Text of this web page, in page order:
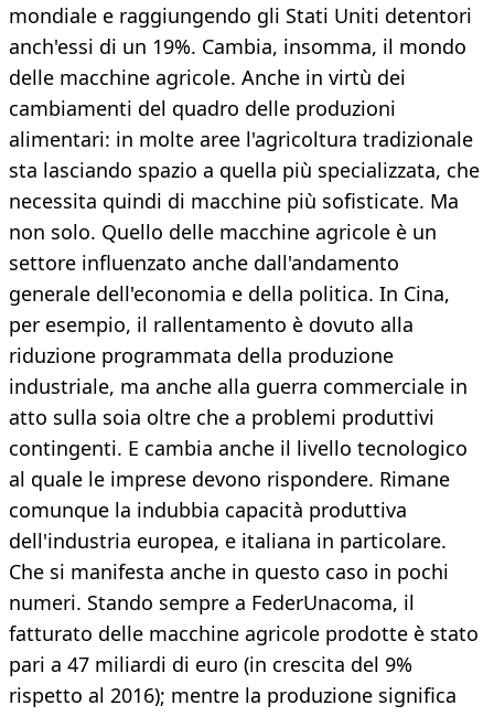
mondiale e raggiungendo gli Stati Uniti detentori
anch'essi di un 19%. Cambia, insomma, il mondo
delle macchine agricole. Anche in virtù dei
cambiamenti del quadro delle produzioni
alimentari: in molte aree l'agricoltura tradizionale
sta lasciando spazio a quella più specializzata, che
necessita quindi di macchine più sofisticate. Ma
non solo. Quello delle macchine agricole è un
settore influenzato anche dall'andamento
generale dell'economia e della politica. In Cina,
per esempio, il rallentamento è dovuto alla
riduzione programmata della produzione
industriale, ma anche alla guerra commerciale in
atto sulla soia oltre che a problemi produttivi
contingenti. E cambia anche il livello tecnologico
al quale le imprese devono rispondere. Rimane
comunque la indubbia capacità produttiva
dell'industria europea, e italiana in particolare.
Che si manifesta anche in questo caso in pochi
numeri. Stando sempre a FederUnacoma, il
fatturato delle macchine agricole prodotte è stato
pari a 47 miliardi di euro (in crescita del 9%
rispetto al 2016); mentre la produzione significa